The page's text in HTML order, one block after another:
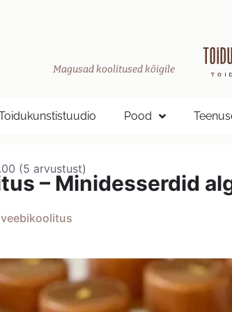
Magusad koolitused kõigile
Pood
(5 arvustust)
– Minidesserdid
veebikoolitus